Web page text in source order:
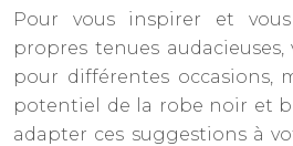
Pour vous inspirer et
propres tenues
pour différentes occasions,
potentiel de la robe noir et
adapter ces suggestions à